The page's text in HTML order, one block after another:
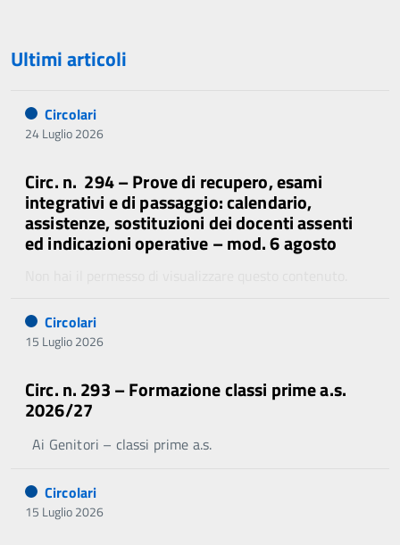
Ultimi articoli
Circolari
24 Luglio 2026
Circ. n. 294 – Prove di recupero, esami
integrativi e di passaggio: calendario,
assistenze, sostituzioni dei docenti assenti
ed indicazioni operative – mod. 6 agosto
Circolari
15 Luglio 2026
Circ. n. 293 – Formazione classi prime a.s.
2026/27
Ai Genitori – classi prime a.s.
Circolari
15 Luglio 2026